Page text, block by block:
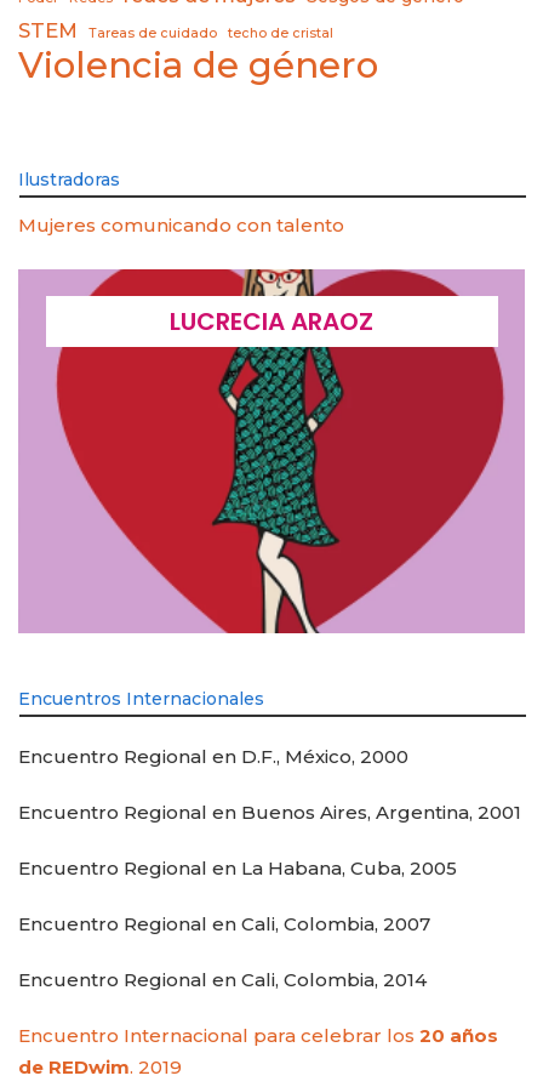
STEM Tareas de cuidado techo de cristal
Violencia de género
Ilustradoras
Mujeres comunicando con talento
LUCRECIA ARAOZ
Encuentros Internacionales
Encuentro Regional en D.F., México, 2000
Encuentro Regional en Buenos Aires, Argentina, 2001
Encuentro Regional en La Habana, Cuba, 2005
Encuentro Regional en Cali, Colombia, 2007
Encuentro Regional en Cali, Colombia, 2014
Encuentro Internacional para celebrar los 20 años
de REDwim. 2019